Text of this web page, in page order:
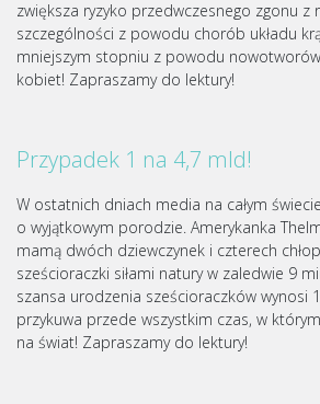
zwiększa ryzyko przedwczesnego zgonu z
szczególności z powodu chorób układu
mniejszym stopniu z powodu
kobiet! Zapraszamy do lektury!
Przypadek 1 na 4,7 mld!
W ostatnich dniach media na całym
o wyjątkowym porodzie. Amerykanka
mamą dwóch dziewczynek i czterech
sześcioraczki siłami natury w zaledwie 9
szansa urodzenia sześcioraczków wynosi
przykuwa przede wszystkim czas, w
na świat! Zapraszamy do lektury!